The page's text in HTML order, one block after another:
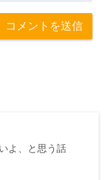
よ、と思う話